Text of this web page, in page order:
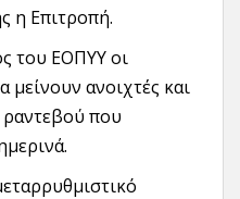
η Επιτροπή.
του ΕΟΠΥΥ οι
μείνουν ανοιχτές και
που